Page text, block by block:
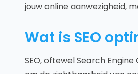
jouw online aanwezigheid,
Wat is SEO
SEO, oftewel Search